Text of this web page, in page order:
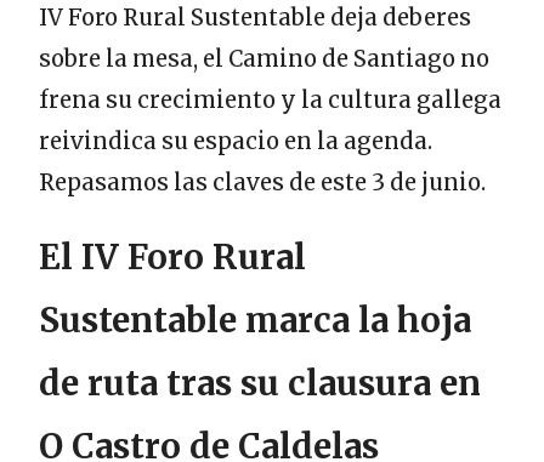
IV Foro Rural Sustentable deja deberes
sobre la mesa, el Camino de Santiago no
frena su crecimiento y la cultura gallega
reivindica su espacio en la agenda.
Repasamos las claves de este 3 de junio.
El IV Foro Rural
Sustentable marca la hoja
de ruta tras su clausura en
O Castro de Caldelas